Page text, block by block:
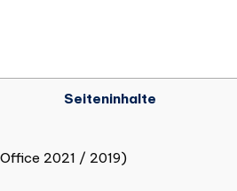
Seiteninhalte
2021 / 2019)